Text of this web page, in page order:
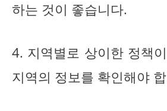
하는 것이 좋습니다.
4. 지역별로 상이한 정책
지역의 정보를 확인해야